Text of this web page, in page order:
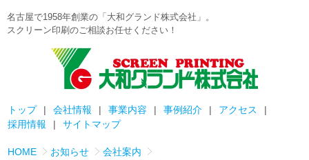
名古屋で1958年創業の「大和グランド株式会社」。
スクリーン印刷のご相談お任せください！
トップ 会社情報 事業内容 事例紹介
アクセス
採用情報
サイトマップ
HOME お知らせ
会社案内